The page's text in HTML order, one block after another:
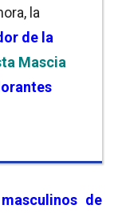
la
de la
Mascia
de